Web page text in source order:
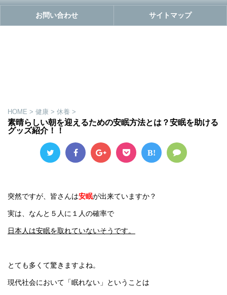
お問い合わせ サイトマップ
HOME > 健康 > 休養 >
素晴らしい朝を迎えるための安眠方法とは？安眠を助ける
グッズ紹介！！
B!
突然ですが、皆さんは安眠が出来ていますか？
実は、なんと５人に１人の確率で
日本人は安眠を取れていないそうです。
とても多くて驚きますよね。
現代社会において「眠れない」ということは